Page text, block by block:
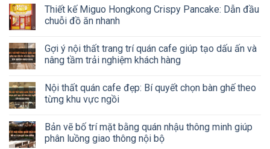
Thiết kế Miguo Hongkong Crispy Pancake: Dẫn đầu
chuỗi đồ ăn nhanh
Gợi ý nội thất trang trí quán cafe giúp tạo dấu ấn và
nâng tầm trải nghiệm khách hàng
Nội thất quán cafe đẹp: Bí quyết chọn bàn ghế theo
từng khu vực ngồi
Bản vẽ bố trí mặt bằng quán nhậu thông minh giúp
phân luồng giao thông nội bộ